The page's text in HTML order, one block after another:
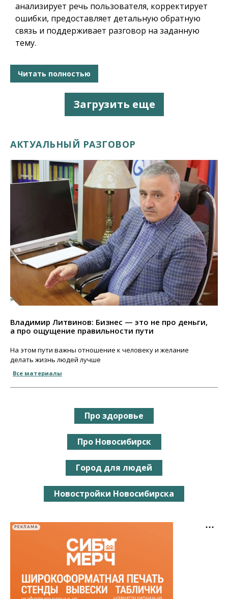
анализирует речь пользователя, корректирует
ошибки, предоставляет детальную обратную
связь и поддерживает разговор на заданную
тему.
Читать полностью
Загрузить еще
АКТУАЛЬНЫЙ РАЗГОВОР
Владимир Литвинов: Бизнес — это не про деньги,
а про ощущение правильности пути
На этом пути важны отношение к человеку и желание
делать жизнь людей лучше
Все материалы
Про здоровье
Про Новосибирск
Город для людей
Новостройки Новосибирска
РЕКЛАМА